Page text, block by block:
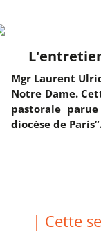
Mgr Laurent
Notre Dame.
pastorale
diocèse de
| Cette